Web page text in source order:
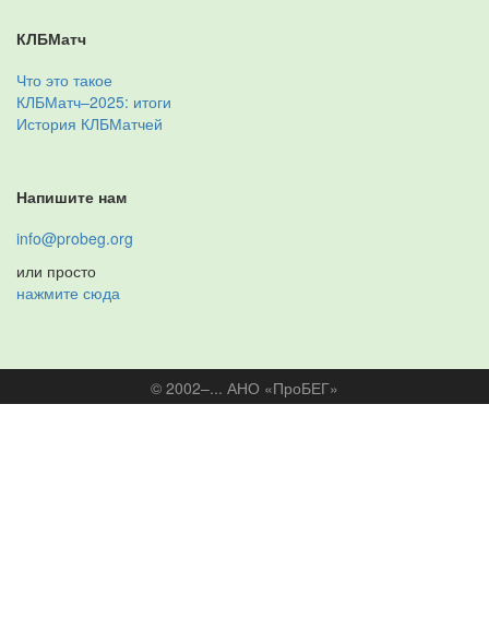
КЛБМатч
Что это такое
КЛБМатч–2025: итоги
История КЛБМатчей
Напишите нам
info@probeg.org
или просто
нажмите сюда
© 2002–... АНО «ПроБЕГ»